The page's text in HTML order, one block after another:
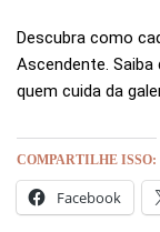
Descubra como
Ascendente.
quem cuida da
COMPARTILHE ISSO:
Facebook